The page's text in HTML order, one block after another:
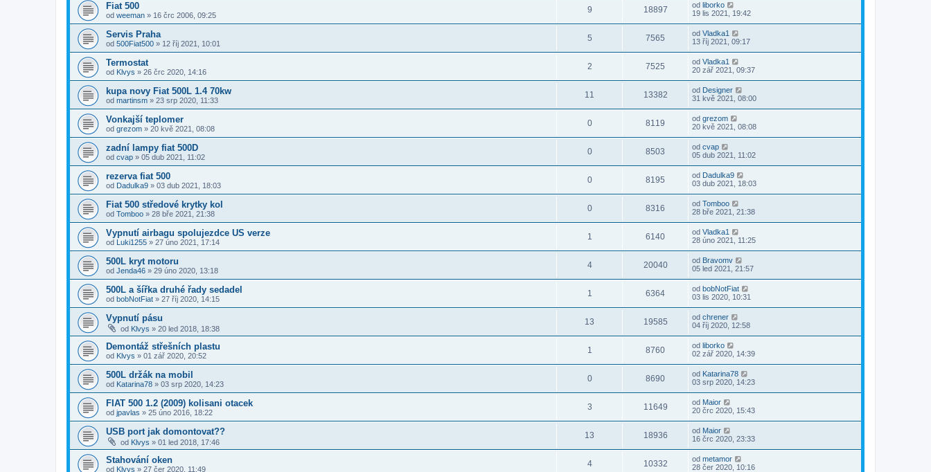
Fiat 500
od weeman » 16 črc 2006, 09:25
9 18897 od liborko
19 lis 2021, 19:42
Servis Praha
od 500Fiat500 » 12 říj 2021, 10:01
5 7565 od Vladka1
13 říj 2021, 09:17
Termostat
od Klvys » 26 črc 2020, 14:16
2 7525 od Vladka1
20 zář 2021, 09:37
kupa novy Fiat 500L 1.4 70kw
od martinsm » 23 srp 2020, 11:33
11 13382 od Designer
31 kvě 2021, 08:00
Vonkajší teplomer
od grezom » 20 kvě 2021, 08:08
0 8119 od grezom
20 kvě 2021, 08:08
zadní lampy fiat 500D
od cvap » 05 dub 2021, 11:02
0 8503 od cvap
05 dub 2021, 11:02
rezerva fiat 500
od Dadulka9 » 03 dub 2021, 18:03
0 8195 od Dadulka9
03 dub 2021, 18:03
Fiat 500 středové krytky kol
od Tomboo » 28 bře 2021, 21:38
0 8316 od Tomboo
28 bře 2021, 21:38
Vypnutí airbagu spolujezdce US verze
od Luki1255 » 27 úno 2021, 17:14
1 6140 od Vladka1
28 úno 2021, 11:25
500L kryt motoru
od Jenda46 » 29 úno 2020, 13:18
4 20040 od Bravomv
05 led 2021, 21:57
500L a šířka druhé řady sedadel
od bobNotFiat » 27 říj 2020, 14:15
1 6364 od bobNotFiat
03 lis 2020, 10:31
Vypnutí pásu
od Klvys » 20 led 2018, 18:38
13 19585 od chrener
04 říj 2020, 12:58
Demontáž střešních plastu
od Klvys » 01 zář 2020, 20:52
1 8760 od liborko
02 zář 2020, 14:39
500L držák na mobil
od Katarina78 » 03 srp 2020, 14:23
0 8690 od Katarina78
03 srp 2020, 14:23
FIAT 500 1.2 (2009) kolisani otacek
od jpavlas » 25 úno 2016, 18:22
3 11649 od Maior
20 črc 2020, 15:43
USB port jak domontovat??
od Klvys » 01 led 2018, 17:46
13 18936 od Maior
16 črc 2020, 23:33
Stahování oken
od Klvys » 27 čer 2020, 11:49
4 10332 od metamor
28 čer 2020, 10:16